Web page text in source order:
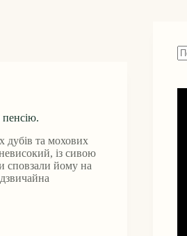
пенсію.
дубів та мохових
із сивою
сповзали йому на